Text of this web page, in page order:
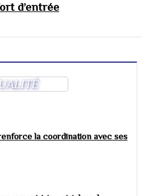
d’entrée
la coordination avec ses